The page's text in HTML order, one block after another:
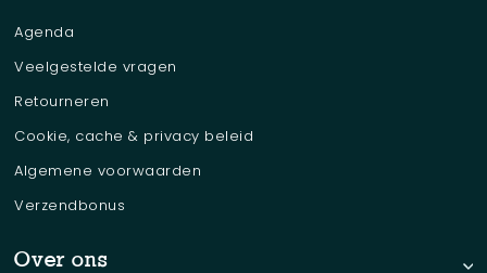
Agenda
Veelgestelde vragen
Retourneren
Cookie, cache & privacy beleid
Algemene voorwaarden
Verzendbonus
Over ons